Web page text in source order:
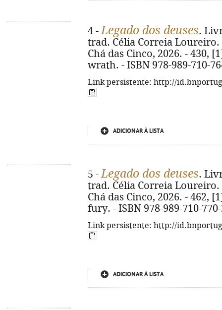
4 -Legado dos deuses.
trad. Célia Correia Loureiro.
Chá das Cinco, 2026. - 430,
wrath. - ISBN 978-989-710-
Link persistente: http://
ADICIONAR À LISTA
5 -Legado dos deuses.
trad. Célia Correia Loureiro.
Chá das Cinco, 2026. - 462,
fury. - ISBN 978-989-710-
Link persistente: http://
ADICIONAR À LISTA